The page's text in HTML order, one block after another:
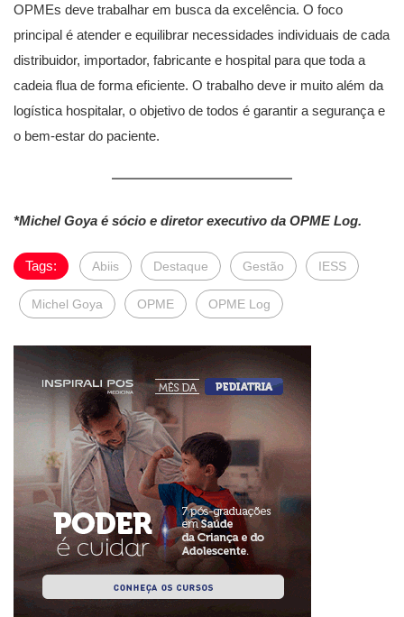
OPMEs deve trabalhar em busca da excelência. O foco
principal é atender e equilibrar necessidades individuais de cada
distribuidor, importador, fabricante e hospital para que toda a
cadeia flua de forma eficiente. O trabalho deve ir muito além da
logística hospitalar, o objetivo de todos é garantir a segurança e
o bem-estar do paciente.
*Michel Goya é sócio e diretor executivo da OPME Log.
Tags: Abiis Destaque Gestão IESS
Michel Goya OPME OPME Log